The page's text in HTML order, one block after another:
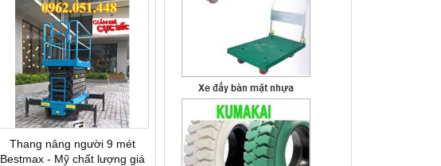
Thang nâng người 9 mét
Bestmax - Mỹ chất lượng giá